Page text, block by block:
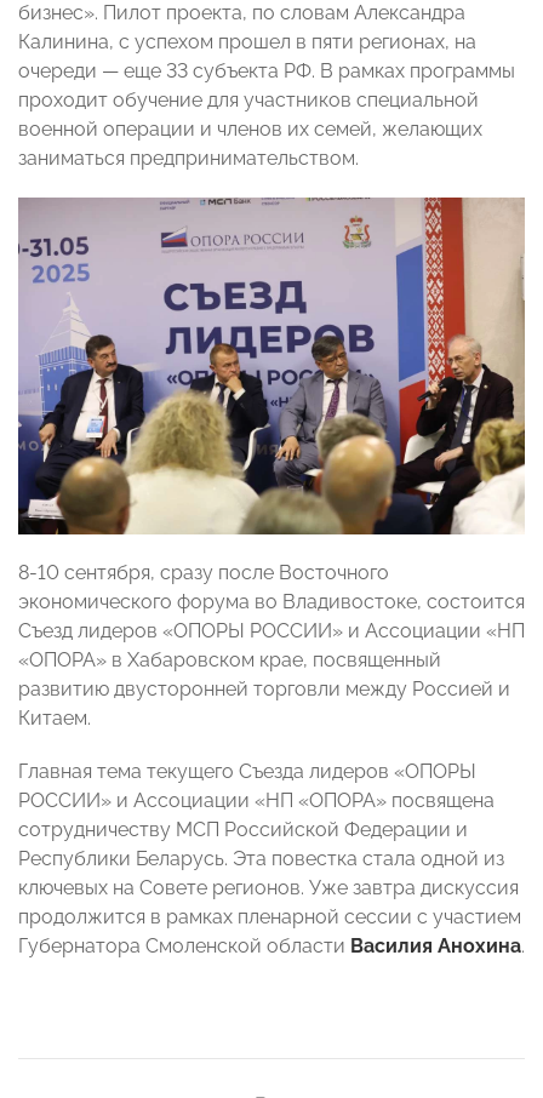
бизнес». Пилот проекта, по словам Александра
Калинина, с успехом прошел в пяти регионах, на
очереди — еще 33 субъекта РФ. В рамках программы
проходит обучение для участников специальной
военной операции и членов их семей, желающих
заниматься предпринимательством.
8-10 сентября, сразу после Восточного
экономического форума во Владивостоке, состоится
Съезд лидеров «ОПОРЫ РОССИИ» и Ассоциации «НП
«ОПОРА» в Хабаровском крае, посвященный
развитию двусторонней торговли между Россией и
Китаем.
Главная тема текущего Съезда лидеров «ОПОРЫ
РОССИИ» и Ассоциации «НП «ОПОРА» посвящена
сотрудничеству МСП Российской Федерации и
Республики Беларусь. Эта повестка стала одной из
ключевых на Совете регионов. Уже завтра дискуссия
продолжится в рамках пленарной сессии с участием
Губернатора Смоленской области Василия Анохина.